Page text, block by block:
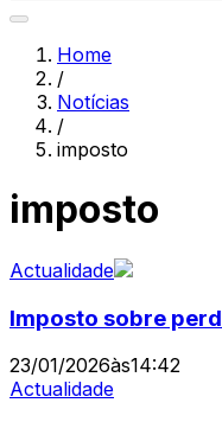
Home
/
Notícias
/
imposto
imposto
Actualidade
Imposto sobre
23/01/2026às14:42
Actualidade